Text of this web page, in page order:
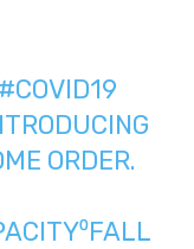
#COVID19
ORDER.